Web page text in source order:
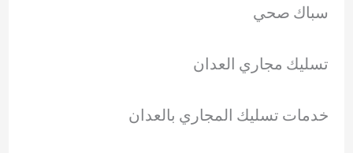
سباك صحي
تسليك مجاري العدان
خدمات تسليك المجاري بالعدان